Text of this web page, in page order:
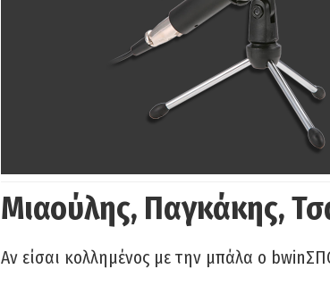
Μιαούλης, Παγκάκης,
Αν είσαι κολλημένος με την μπάλα ο